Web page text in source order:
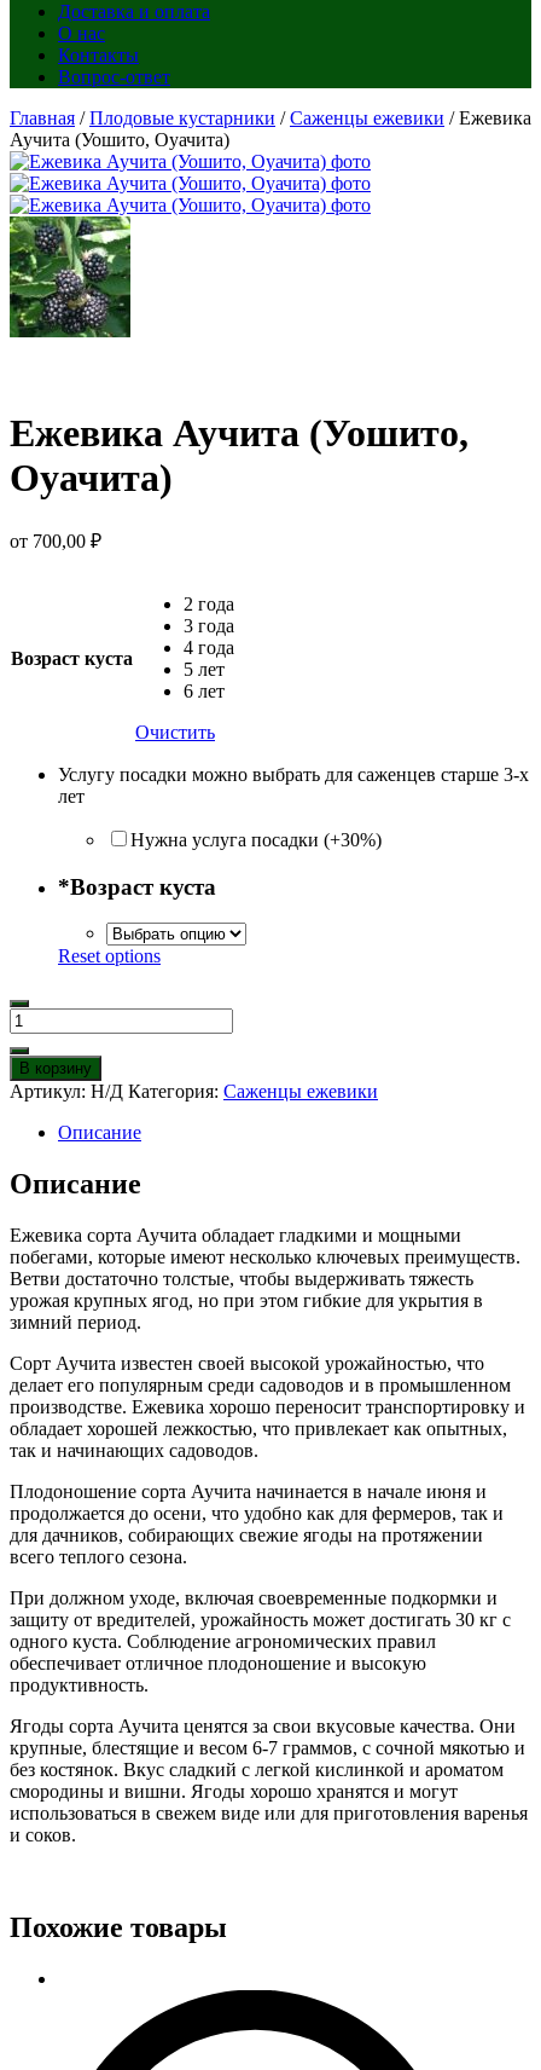
Доставка и оплата
О нас
Контакты
Вопрос-ответ
Главная /Плодовые кустарники /Саженцы ежевики / Ежевика
Аучита (Уошито, Оуачита)
Ежевика Аучита (Уошито,
Оуачита)
от 700,00 ₽
Возраст куста
2 года
3 года
4 года
5 лет
6 лет
Очистить
Услугу посадки можно выбрать для саженцев старше 3-х
лет
Нужна услуга посадки (+30%)
*Возраст куста
Reset options
Количество
товара
Ежевика
Аучита
(Уошито,
Оуачита)
В корзину
Артикул: Н/Д Категория: Саженцы ежевики
Описание
Описание
Ежевика сорта Аучита обладает гладкими и мощными
побегами, которые имеют несколько ключевых преимуществ.
Ветви достаточно толстые, чтобы выдерживать тяжесть
урожая крупных ягод, но при этом гибкие для укрытия в
зимний период.
Сорт Аучита известен своей высокой урожайностью, что
делает его популярным среди садоводов и в промышленном
производстве. Ежевика хорошо переносит транспортировку и
обладает хорошей лежкостью, что привлекает как опытных,
так и начинающих садоводов.
Плодоношение сорта Аучита начинается в начале июня и
продолжается до осени, что удобно как для фермеров, так и
для дачников, собирающих свежие ягоды на протяжении
всего теплого сезона.
При должном уходе, включая своевременные подкормки и
защиту от вредителей, урожайность может достигать 30 кг с
одного куста. Соблюдение агрономических правил
обеспечивает отличное плодоношение и высокую
продуктивность.
Ягоды сорта Аучита ценятся за свои вкусовые качества. Они
крупные, блестящие и весом 6-7 граммов, с сочной мякотью и
без костянок. Вкус сладкий с легкой кислинкой и ароматом
смородины и вишни. Ягоды хорошо хранятся и могут
использоваться в свежем виде или для приготовления варенья
и соков.
Похожие товары